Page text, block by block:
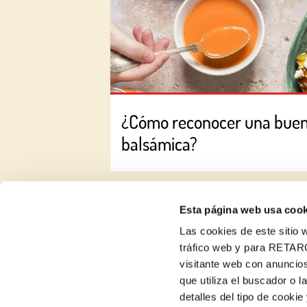
Esta página web usa
Las cookies de este sitio
tráfico web y para
visitante web con
que utiliza el buscador o
detalles del tipo de
¿Cómo reconocer una
balsámica?